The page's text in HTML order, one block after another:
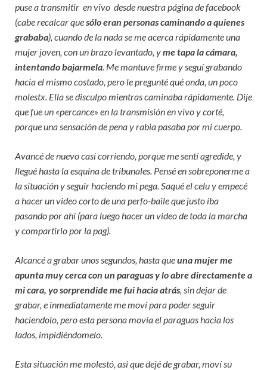
puse a transmitir en vivo desde nuestra página de facebook
(cabe recalcar quesólo eran personas caminando a quienes
grababa), cuando de la nada se me acerca rápidamente una
mujer joven, con un brazo levantado, yme tapa la cámara,
intentando bajarmela . Me mantuve firme y seguí grabando
hacia el mismo costado, pero le pregunté qué onda, un poco
molestx. Ella se disculpo mientras caminaba rápidamente. Dije
que fue un «percance» en la transmisión en vivo y corté,
porque una sensación de pena y rabia pasaba por mi cuerpo.
Avancé de nuevo casi corriendo, porque me sentí agredide, y
llegué hasta la esquina de tribunales. Pensé en sobreponerme a
la situación y seguir haciendo mi pega. Saqué el celu y empecé
a hacer un video corto de una perfo-baile que justo iba
pasando por ahí (para luego hacer un video de toda la marcha
y compartirlo por la pag).
Alcancé a grabar unos segundos, hasta queuna mujer me
apunta muy cerca con un paraguas y lo abre directamente a
mi cara, yo sorprendide me fui hacia atrás , sin dejar de
grabar, e inmediatamente me moví para poder seguir
haciendolo, pero esta persona movía el paraguas hacia los
lados, impidiéndomelo.
Esta situación me molestó, asi que dejé de grabar, moví su